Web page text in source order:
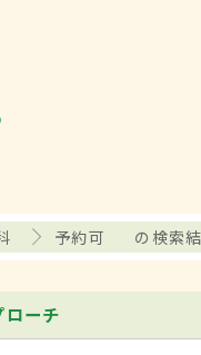
予約可 の検索
ローチ